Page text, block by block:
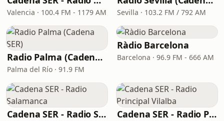
Valencia · 100.4 FM - 1179 AM Sevilla · 103.2 FM / 792 AM
Radio Palma (Cadena SER)
Palma del Río · 91.9 FM
Ràdio Barcelona
Barcelona · 96.9 FM - 666 AM
Cadena SER - Radio Salamanca Cadena SER - Radio Principal Vilalba